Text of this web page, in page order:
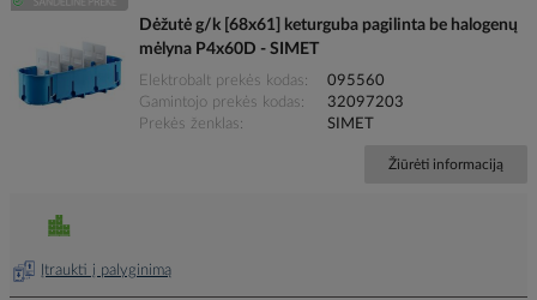
Dėžutė g/k [68x61] keturguba pagilinta be halogenų
mėlyna P4x60D - SIMET
Elektrobalt prekės kodas
095560
Gamintojo prekės kodas
32097203
Prekės ženklas
SIMET
Žiūrėti informaciją
Įtraukti į palyginimą